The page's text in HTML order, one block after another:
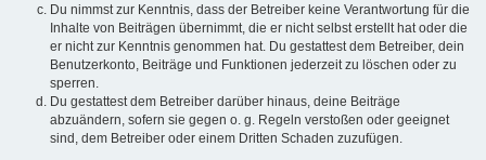
Du nimmst zur Kenntnis, dass der Betreiber keine Verantwortung für die
Inhalte von Beiträgen übernimmt, die er nicht selbst erstellt hat oder die
er nicht zur Kenntnis genommen hat. Du gestattest dem Betreiber, dein
Benutzerkonto, Beiträge und Funktionen jederzeit zu löschen oder zu
sperren.
Du gestattest dem Betreiber darüber hinaus, deine Beiträge
abzuändern, sofern sie gegen o. g. Regeln verstoßen oder geeignet
sind, dem Betreiber oder einem Dritten Schaden zuzufügen.